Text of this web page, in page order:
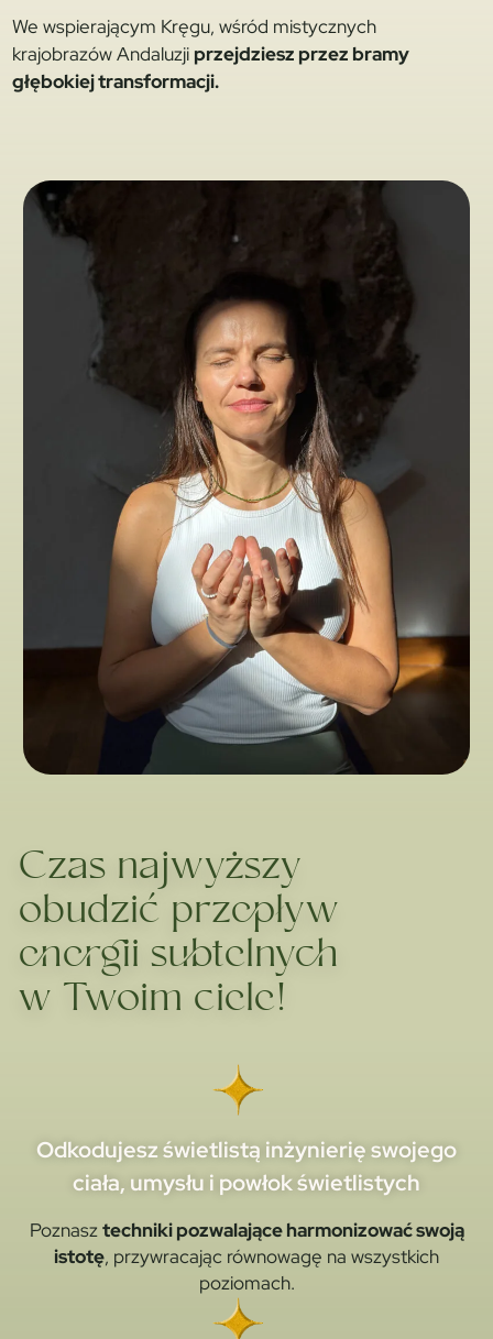
We wspierającym Kręgu, wśród mistycznych
krajobrazów Andaluzji przejdziesz przez bramy
głębokiej transformacji.
Czas najwyższy
obudzić przepływ
energii subtelnych
w Twoim ciele!
Odkodujesz świetlistą inżynierię swojego
ciała, umysłu i powłok świetlistych
Poznasztechniki pozwalające harmonizować swoją
istotę, przywracając równowagę na wszystkich
poziomach.